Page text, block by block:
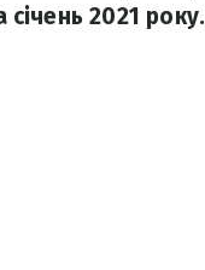
2021 року.